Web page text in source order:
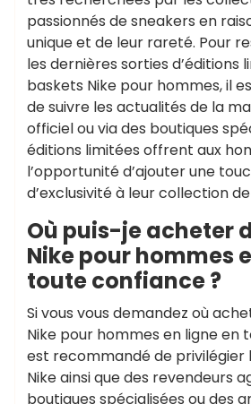
passionnés de sneakers en
unique et de leur rareté. Pour
les dernières sorties d’éditions
baskets Nike pour hommes, il
de suivre les actualités de la
officiel ou via des boutiques
éditions limitées offrent aux
l’opportunité d’ajouter une
d’exclusivité à leur collection
Où puis-je acheter
Nike pour hommes
toute confiance ?
Si vous vous demandez où
Nike pour hommes en ligne en
est recommandé de privilégier
Nike ainsi que des revendeurs
boutiques spécialisées ou des